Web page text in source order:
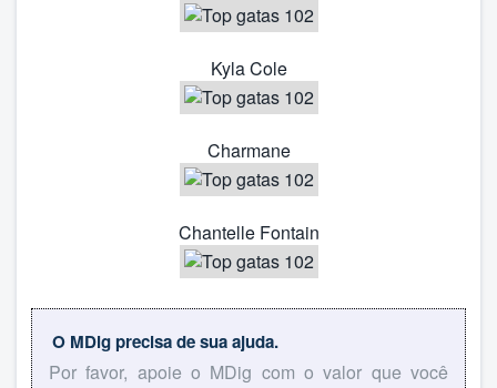
Kyla Cole
Charmane
Chantelle Fontain
O MDig precisa de sua ajuda.
Por favor, apoie o MDig com o valor que você